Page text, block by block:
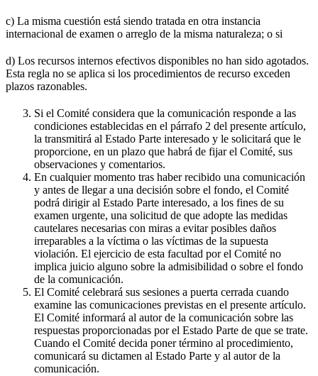
c) La misma cuestión está siendo tratada en otra instancia
internacional de examen o arreglo de la misma naturaleza; o si
d) Los recursos internos efectivos disponibles no han sido agotados.
Esta regla no se aplica si los procedimientos de recurso exceden
plazos razonables.
Si el Comité considera que la comunicación responde a las
condiciones establecidas en el párrafo 2 del presente artículo,
la transmitirá al Estado Parte interesado y le solicitará que le
proporcione, en un plazo que habrá de fijar el Comité, sus
observaciones y comentarios.
En cualquier momento tras haber recibido una comunicación
y antes de llegar a una decisión sobre el fondo, el Comité
podrá dirigir al Estado Parte interesado, a los fines de su
examen urgente, una solicitud de que adopte las medidas
cautelares necesarias con miras a evitar posibles daños
irreparables a la víctima o las víctimas de la supuesta
violación. El ejercicio de esta facultad por el Comité no
implica juicio alguno sobre la admisibilidad o sobre el fondo
de la comunicación.
El Comité celebrará sus sesiones a puerta cerrada cuando
examine las comunicaciones previstas en el presente artículo.
El Comité informará al autor de la comunicación sobre las
respuestas proporcionadas por el Estado Parte de que se trate.
Cuando el Comité decida poner término al procedimiento,
comunicará su dictamen al Estado Parte y al autor de la
comunicación.